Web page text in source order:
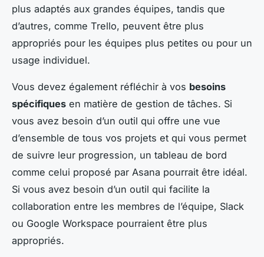
plus adaptés aux grandes équipes, tandis que
d’autres, comme Trello, peuvent être plus
appropriés pour les équipes plus petites ou pour un
usage individuel.
Vous devez également réfléchir à vos besoins
spécifiques en matière de gestion de tâches. Si
vous avez besoin d’un outil qui offre une vue
d’ensemble de tous vos projets et qui vous permet
de suivre leur progression, un tableau de bord
comme celui proposé par Asana pourrait être idéal.
Si vous avez besoin d’un outil qui facilite la
collaboration entre les membres de l’équipe, Slack
ou Google Workspace pourraient être plus
appropriés.